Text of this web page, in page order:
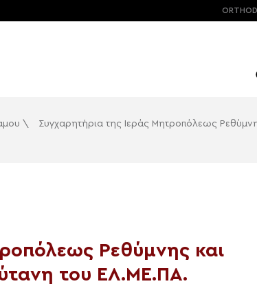
\
Συγχαρητήρια της Ιεράς Μητροπόλεως
Ρεθύμνης και
του ΕΛ.ΜΕ.ΠΑ.